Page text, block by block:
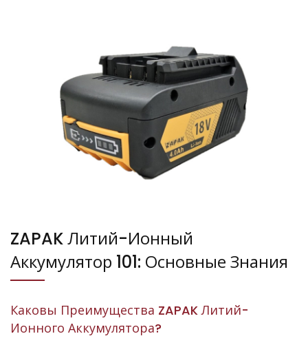
ZAPAK Литий-Ионный
Аккумулятор 101: Основные Знания
Каковы Преимущества ZAPAK Литий-
Ионного Аккумулятора?